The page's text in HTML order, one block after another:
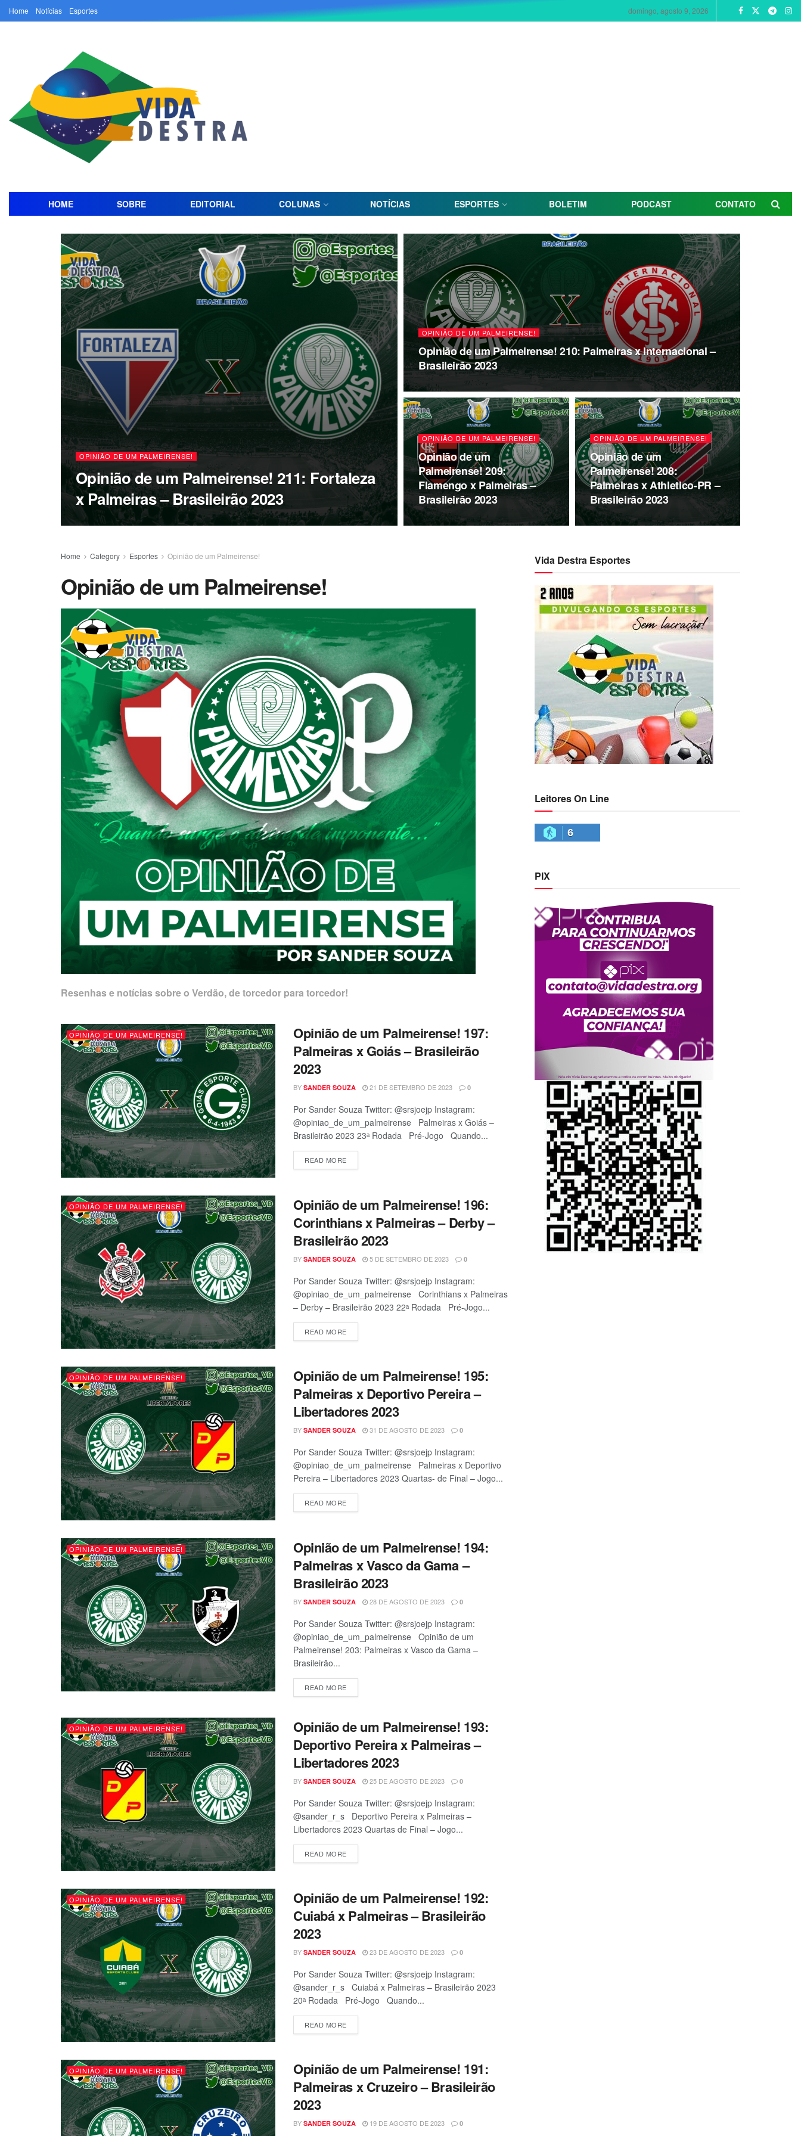
Home Notícias Esportes domingo, agosto 9, 2026
HOME SOBRE EDITORIAL COLUNAS NOTÍCIAS ESPORTES BOLETIM PODCAST CONTATO
OPINIÃO DE UM PALMEIRENSE!
Opinião de um Palmeirense! 211: Fortaleza
x Palmeiras – Brasileirão 2023
OPINIÃO DE UM PALMEIRENSE!
Opinião de um Palmeirense! 210: Palmeiras x Internacional –
Brasileirão 2023
OPINIÃO DE UM PALMEIRENSE!
Opinião de um
Palmeirense! 209:
Flamengo x Palmeiras –
Brasileirão 2023
OPINIÃO DE UM PALMEIRENSE!
Opinião de um
Palmeirense! 208:
Palmeiras x Athletico-PR –
Brasileirão 2023
Home Category Esportes Opinião de um Palmeirense!
Opinião de um Palmeirense!
Resenhas e notícias sobre o Verdão, de torcedor para torcedor!
OPINIÃO DE UM PALMEIRENSE!
Opinião de um Palmeirense! 197:
Palmeiras x Goiás – Brasileirão
2023
BY SANDER SOUZA 21 DE SETEMBRO DE 2023 0
Por Sander Souza Twitter: @srsjoejp Instagram:
@opiniao_de_um_palmeirense Palmeiras x Goiás –
Brasileirão 2023 23ᵃ Rodada Pré-Jogo Quando...
READ MORE
OPINIÃO DE UM PALMEIRENSE!
Opinião de um Palmeirense! 196:
Corinthians x Palmeiras – Derby –
Brasileirão 2023
BY SANDER SOUZA 5 DE SETEMBRO DE 2023 0
Por Sander Souza Twitter: @srsjoejp Instagram:
@opiniao_de_um_palmeirense Corinthians x Palmeiras
– Derby – Brasileirão 2023 22ᵃ Rodada Pré-Jogo...
READ MORE
OPINIÃO DE UM PALMEIRENSE!
Opinião de um Palmeirense! 195:
Palmeiras x Deportivo Pereira –
Libertadores 2023
BY SANDER SOUZA 31 DE AGOSTO DE 2023 0
Por Sander Souza Twitter: @srsjoejp Instagram:
@opiniao_de_um_palmeirense Palmeiras x Deportivo
Pereira – Libertadores 2023 Quartas- de Final – Jogo...
READ MORE
OPINIÃO DE UM PALMEIRENSE!
Opinião de um Palmeirense! 194:
Palmeiras x Vasco da Gama –
Brasileirão 2023
BY SANDER SOUZA 28 DE AGOSTO DE 2023 0
Por Sander Souza Twitter: @srsjoejp Instagram:
@opiniao_de_um_palmeirense Opinião de um
Palmeirense! 203: Palmeiras x Vasco da Gama –
Brasileirão...
READ MORE
OPINIÃO DE UM PALMEIRENSE!
Opinião de um Palmeirense! 193:
Deportivo Pereira x Palmeiras –
Libertadores 2023
BY SANDER SOUZA 25 DE AGOSTO DE 2023 0
Por Sander Souza Twitter: @srsjoejp Instagram:
@sander_r_s Deportivo Pereira x Palmeiras –
Libertadores 2023 Quartas de Final – Jogo...
READ MORE
OPINIÃO DE UM PALMEIRENSE!
Opinião de um Palmeirense! 192:
Cuiabá x Palmeiras – Brasileirão
2023
BY SANDER SOUZA 23 DE AGOSTO DE 2023 0
Por Sander Souza Twitter: @srsjoejp Instagram:
@sander_r_s Cuiabá x Palmeiras – Brasileirão 2023
20ᵃ Rodada Pré-Jogo Quando...
READ MORE
OPINIÃO DE UM PALMEIRENSE!
Opinião de um Palmeirense! 191:
Palmeiras x Cruzeiro – Brasileirão
2023
BY SANDER SOUZA 19 DE AGOSTO DE 2023 0
Vida Destra Esportes
Leitores On Line
6
PIX